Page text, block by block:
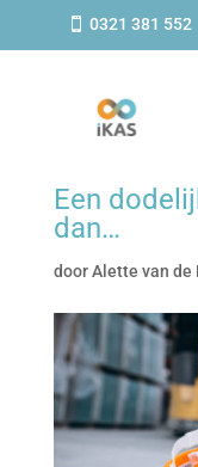
0321 381 552
Een
dan…
doorAlette van de